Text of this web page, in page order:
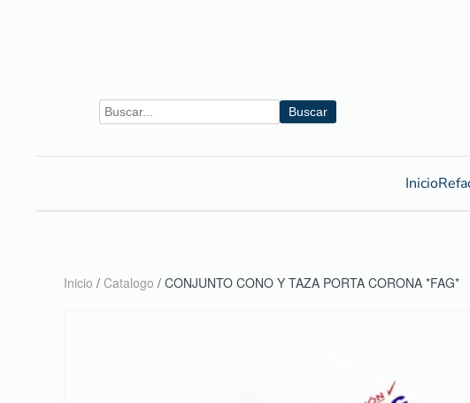
Buscar
Inicio
Inicio / Catalogo / CONJUNTO CONO Y TAZA PORTA CORONA *FAG*